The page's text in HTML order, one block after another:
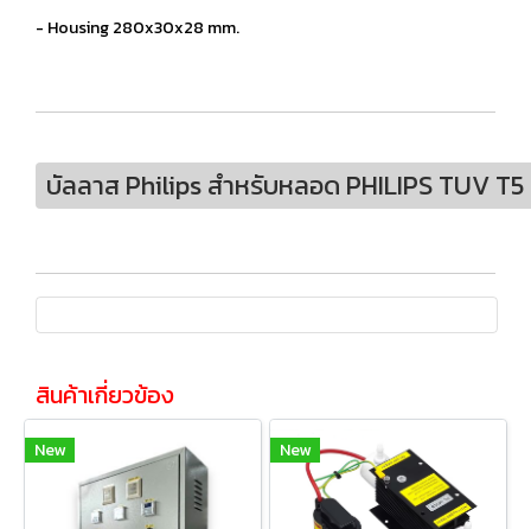
- Housing 280x30x28 mm.
บัลลาส Philips สำหรับหลอด PHILIPS TUV T5
สินค้าเกี่ยวข้อง
New New